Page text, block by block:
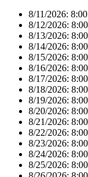
8/11/2026:
8/12/2026:
8/13/2026:
8/14/2026:
8/15/2026:
8/16/2026:
8/17/2026:
8/18/2026:
8/19/2026:
8/20/2026:
8/21/2026:
8/22/2026:
8/23/2026:
8/24/2026:
8/25/2026: